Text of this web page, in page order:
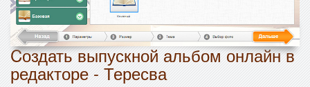
Cоздать выпускной альбом онлайн в
редакторе - Тересва